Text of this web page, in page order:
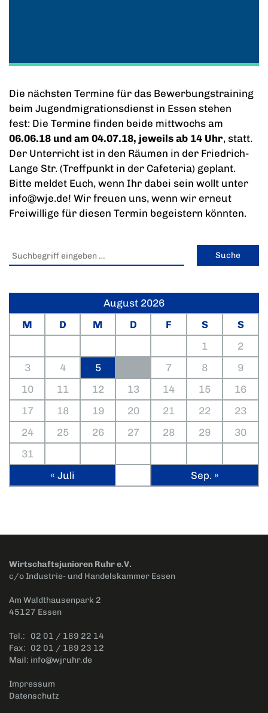
Die nächsten Termine für das Bewerbungstraining
beim Jugendmigrationsdienst in Essen stehen
fest: Die Termine finden beide mittwochs am
06.06.18 und am 04.07.18, jeweils ab 14 Uhr, statt.
Der Unterricht ist in den Räumen in der Friedrich-
Lange Str. (Treffpunkt in der Cafeteria) geplant.
Bitte meldet Euch, wenn Ihr dabei sein wollt unter
info@wje.de! Wir freuen uns, wenn wir erneut
Freiwillige für diesen Termin begeistern könnten.
August 2026
M
D M D F S
S
1
2
3
4 5 7 8
9
10
11 12 13 14 15
16
17
18 19 20 21 22
23
24
25 26 27 28 29
30
31
« Juli
Sep. »
Wirtschaftsjunioren Ruhr e.V.
c/o Industrie- und Handelskammer Essen
Am Waldthausenpark 2
45127 Essen
Tel.:
02 01 / 189 22 14
Fax: 02 01 / 189 23 12
Mail: info@wjruhr.de
Impressum
Datenschutz